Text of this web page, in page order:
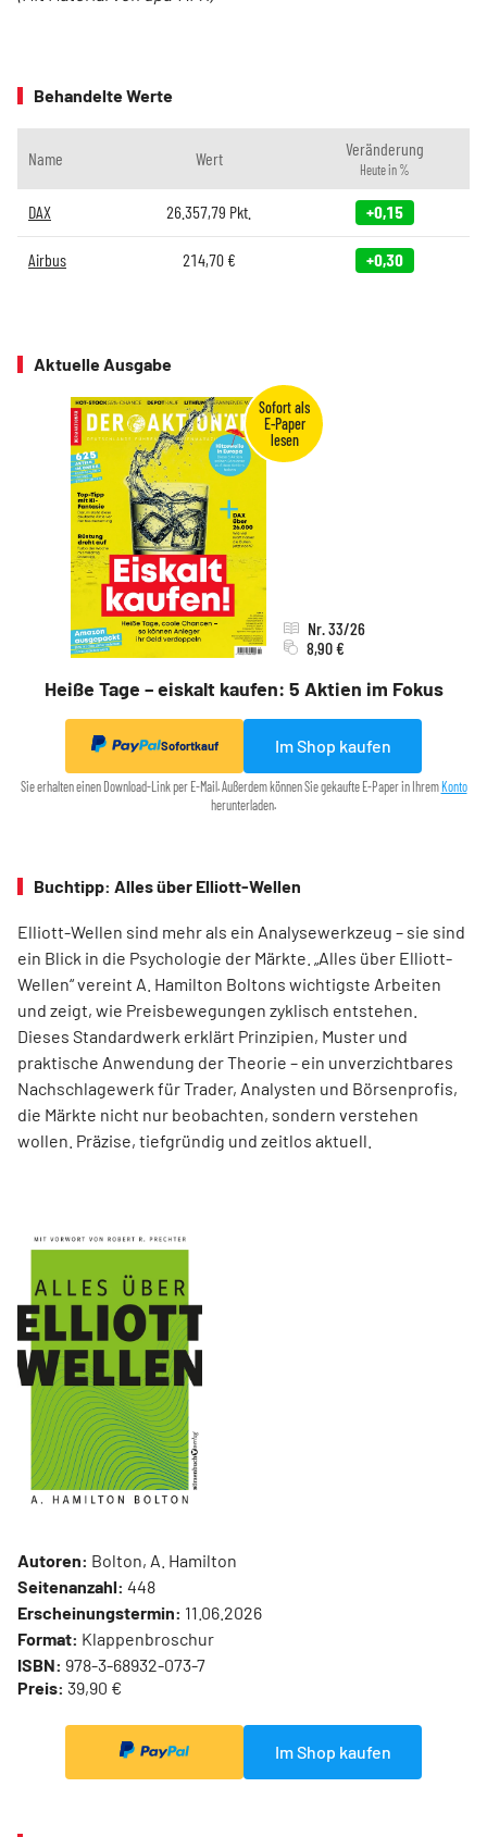
Behandelte Werte
Name Wert Veränderung
Heute in %
DAX 26.357,79 Pkt. +0,15
Airbus 214,70€ +0,30
Aktuelle Ausgabe
Heiße Tage – eiskalt kaufen: 5 Aktien im Fokus
Nr. 33/26
8,90 €
Sofortkauf Im Shop kaufen
Sie erhalten einen Download-Link per E-Mail. Außerdem können Sie gekaufte E-Paper in Ihrem Konto
herunterladen.
Buchtipp: Alles über Elliott-Wellen
Elliott-Wellen sind mehr als ein Analysewerkzeug – sie sind
ein Blick in die Psychologie der Märkte. „Alles über Elliott-
Wellen“ vereint A. Hamilton Boltons wichtigste Arbeiten
und zeigt, wie Preisbewegungen zyklisch entstehen.
Dieses Standardwerk erklärt Prinzipien, Muster und
praktische Anwendung der Theorie – ein unverzichtbares
Nachschlagewerk für Trader, Analysten und Börsenprofis,
die Märkte nicht nur beobachten, sondern verstehen
wollen. Präzise, tiefgründig und zeitlos aktuell.
Autoren: Bolton, A. Hamilton
Seitenanzahl: 448
Erscheinungstermin: 11.06.2026
Format: Klappenbroschur
ISBN: 978-3-68932-073-7
Preis: 39,90 €
Im Shop kaufen